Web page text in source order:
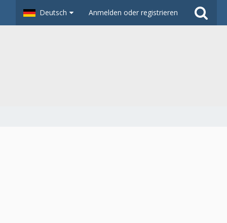
Deutsch Anmelden oder registrieren